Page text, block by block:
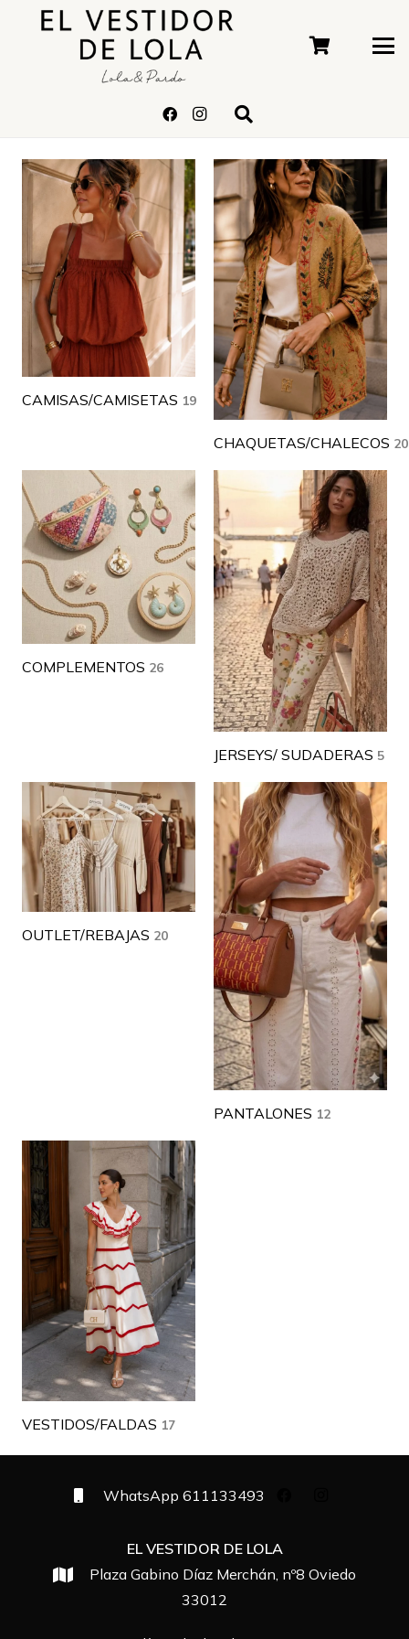
CAMISAS/CAMISETAS 19
CHAQUETAS/CHALECOS 20
COMPLEMENTOS 26
JERSEYS/ SUDADERAS 5
OUTLET/REBAJAS 20
PANTALONES 12
VESTIDOS/FALDAS 17
WhatsApp 611133493
EL VESTIDOR DE LOLA
Plaza Gabino Díaz Merchán, nº8 Oviedo
33012